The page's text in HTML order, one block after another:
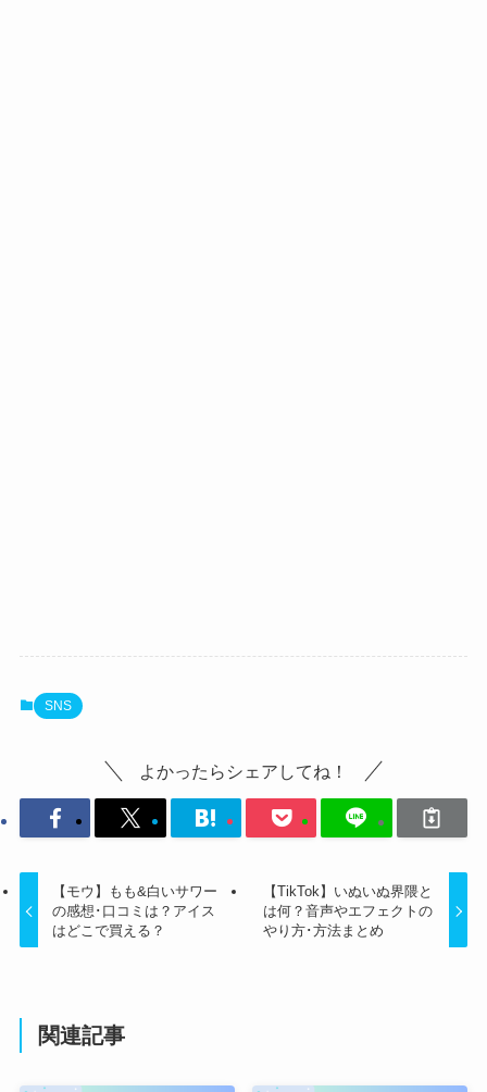
SNS
よかったらシェアしてね！
【モウ】もも&白いサワー
の感想･口コミは？アイス
はどこで買える？
【TikTok】いぬいぬ界隈と
は何？音声やエフェクトの
やり方･方法まとめ
関連記事